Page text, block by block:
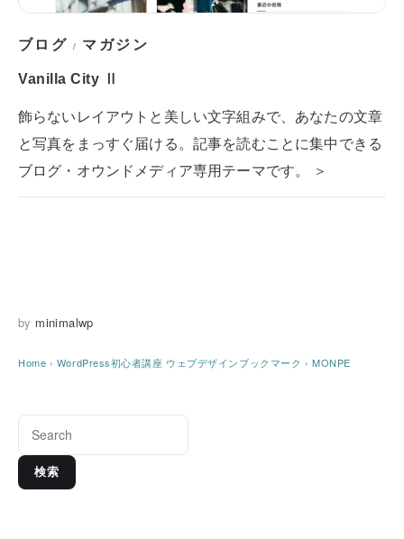
ブログ / マガジン
Vanilla City Ⅱ
飾らないレイアウトと美しい文字組みで、あなたの文章
と写真をまっすぐ届ける。記事を読むことに集中できる
ブログ・オウンドメディア専用テーマです。 ＞
by minimalwp
Home › WordPress初心者講座 ウェブデザインブックマーク › MONPE
検索